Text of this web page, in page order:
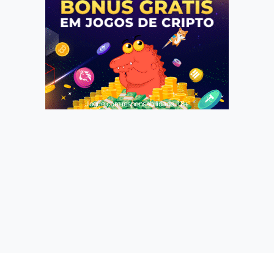
Jogue com responsabilidade. 18+